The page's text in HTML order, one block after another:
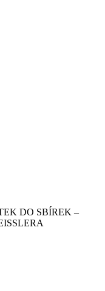
DO SBÍREK –